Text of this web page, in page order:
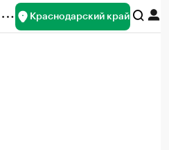
Краснодарский край